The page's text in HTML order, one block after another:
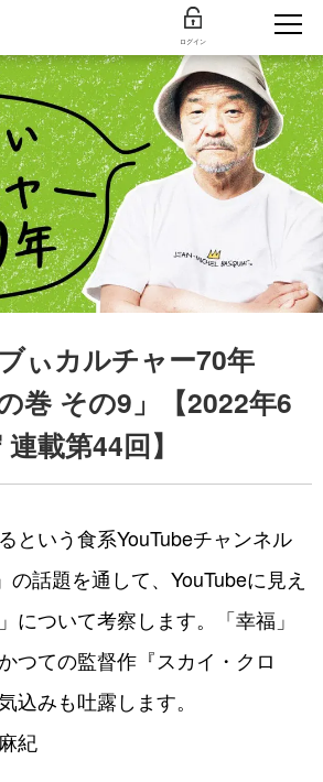
ログイン
ぃカルチャー70年
巻 その9」【2022年6
載第44回】
という食系YouTubeチャンネル
の話題を通して、YouTubeに見え
について考察します。「幸福」
つての監督作『スカイ・クロ
込みも吐露します。
紀